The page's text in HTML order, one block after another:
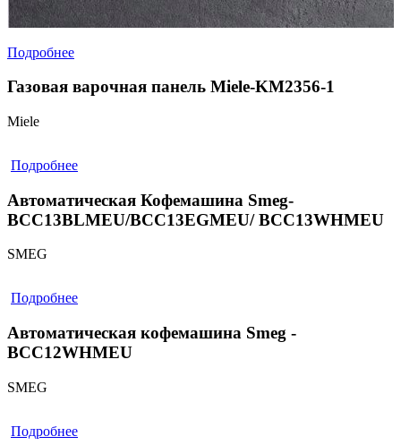
Подробнее
Газовая варочная панель Miele-KM2356-1
Miele
Подробнее
Автоматическая Кофемашина Smeg-
BCC13BLMEU/BCC13EGMEU/ BCC13WHMEU
SMEG
Подробнее
Автоматическая кофемашина Smeg -
BCC12WHMEU
SMEG
Подробнее